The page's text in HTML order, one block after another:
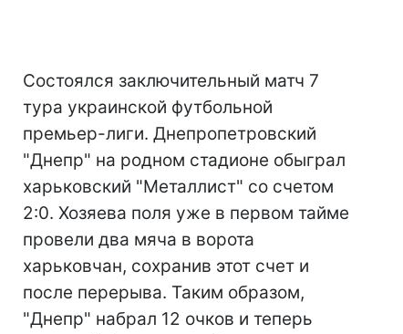
Состоялся заключительный матч 7
тура украинской футбольной
премьер-лиги. Днепропетровский
"Днепр" на родном стадионе обыграл
харьковский "Металлист" со счетом
2:0. Хозяева поля уже в первом тайме
провели два мяча в ворота
харьковчан, сохранив этот счет и
после перерыва. Таким образом,
"Днепр" набрал 12 очков и теперь